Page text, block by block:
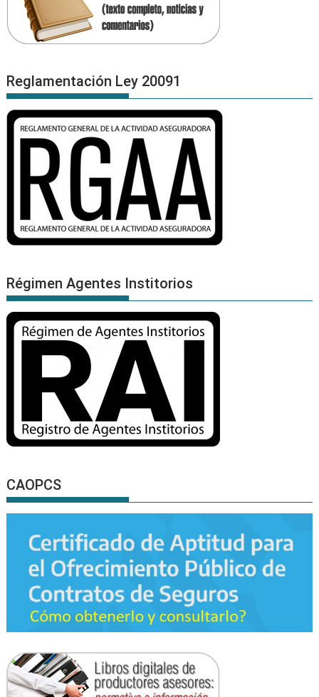
Reglamentación Ley 20091
Régimen Agentes Institorios
CAOPCS